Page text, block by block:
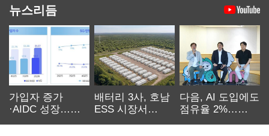
뉴스리듬
가입자 증가
·AIDC 성장…
배터리 3사, 호남
ESS 시장서
다음, AI 도입에도
점유율 2%…